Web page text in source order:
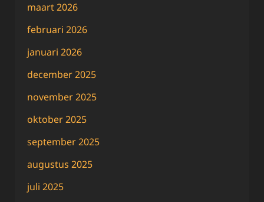
maart 2026
februari 2026
januari 2026
december 2025
november 2025
oktober 2025
september 2025
augustus 2025
juli 2025